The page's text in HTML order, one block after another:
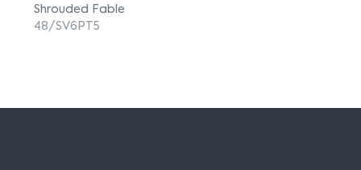
Shrouded Fable
48/SV6PT5